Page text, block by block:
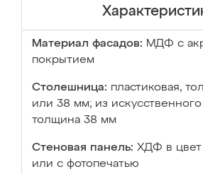
Материал фасадов: МДФ с
покрытием
Столешница: пластиковая,
или 38 мм; из
толщина 38 мм
Стеновая панель: ХДФ в
или с фотопечатью